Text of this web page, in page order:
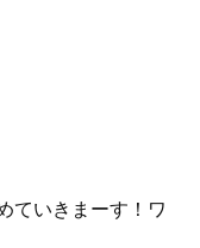
ていきまーす！ワ